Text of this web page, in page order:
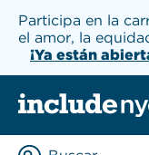
Participa en la
el amor, la
¡Ya están
Buscar